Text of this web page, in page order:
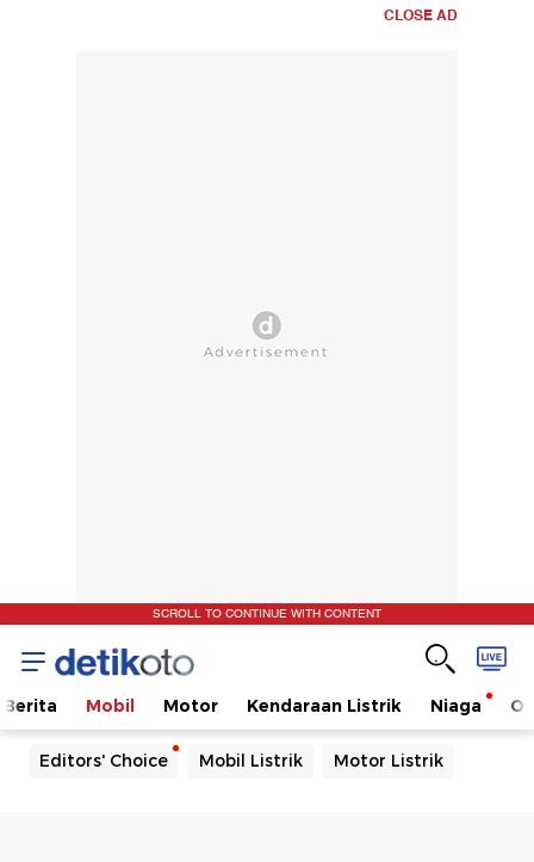
CLOSE AD
SCROLL TO CONTINUE WITH CONTENT
Berita Mobil Motor Kendaraan Listrik Niaga
Editors' Choice Mobil Listrik Motor Listrik